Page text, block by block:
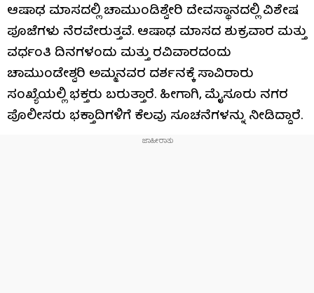
ಆಷಾಢ ಮಾಸದಲ್ಲಿ ಚಾಮುಂಡಿಶ್ವೇರಿ ದೇವಸ್ಥಾನದಲ್ಲಿ ವಿಶೇಷ
ಪೂಜೆಗಳು ನೆರವೇರುತ್ತವೆ. ಆಷಾಢ ಮಾಸದ ಶುಕ್ರವಾರ ಮತ್ತು
ವರ್ಧಂತಿ ದಿನಗಳಂದು ಮತ್ತು ರವಿವಾರದಂದು
ಚಾಮುಂಡೇಶ್ವರಿ ಅಮ್ಮನವರ ದರ್ಶನಕ್ಕೆ ಸಾವಿರಾರು
ಸಂಖ್ಯೆಯಲ್ಲಿ ಭಕ್ತರು ಬರುತ್ತಾರೆ. ಹೀಗಾಗಿ, ಮೈಸೂರು ನಗರ
ಪೊಲೀಸರು ಭಕ್ತಾದಿಗಳಿಗೆ ಕೆಲವು ಸೂಚನೆಗಳನ್ನು ನೀಡಿದ್ದಾರೆ.